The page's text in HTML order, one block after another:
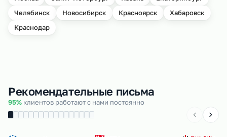
Челябинск
Новосибирск Красноярск
Хабаровск
Краснодар
Рекомендательные письма
95% клиентов работают с нами постоянно